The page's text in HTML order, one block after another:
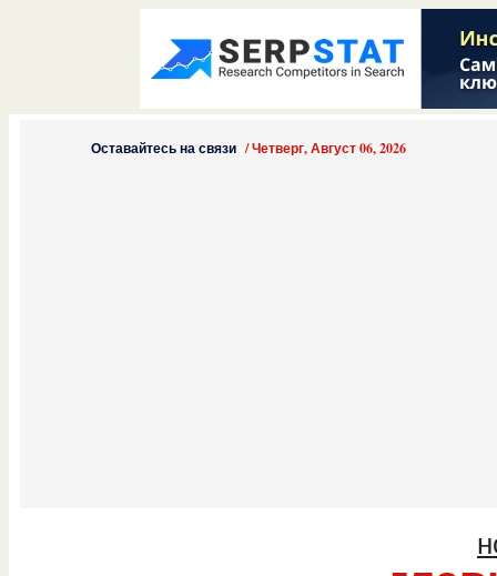
Оставайтесь на связи /Четверг, Август 06, 2026